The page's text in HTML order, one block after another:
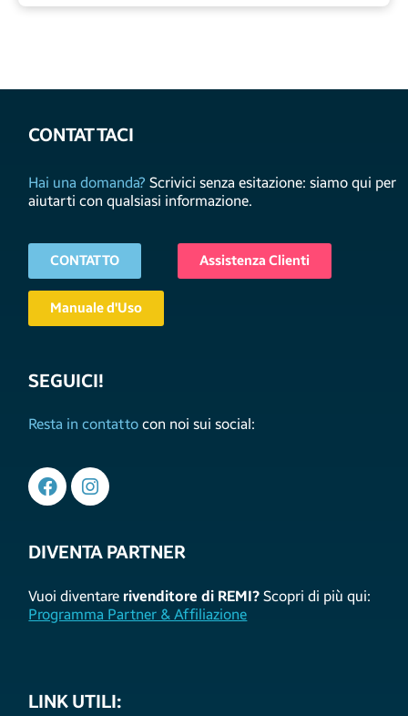
CONTATTACI
Hai una domanda? Scrivici senza esitazione: siamo qui per
aiutarti con qualsiasi informazione.
CONTATTO Assistenza Clienti
Manuale d'Uso
SEGUICI!
Resta in contatto con noi sui social:
DIVENTA PARTNER
Vuoi diventare rivenditore di REMI?Scopri di più qui:
Programma Partner & Affiliazione
LINK UTILI: